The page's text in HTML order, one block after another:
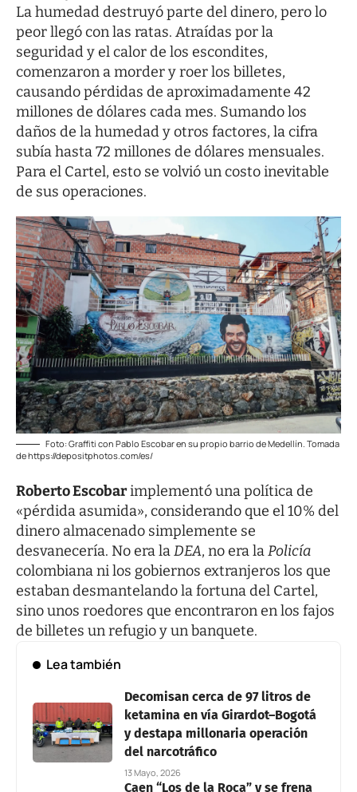
La humedad destruyó parte del dinero, pero lo
peor llegó con las ratas. Atraídas por la
seguridad y el calor de los escondites,
comenzaron a morder y roer los billetes,
causando pérdidas de aproximadamente 42
millones de dólares cada mes. Sumando los
daños de la humedad y otros factores, la cifra
subía hasta 72 millones de dólares mensuales.
Para el Cartel, esto se volvió un costo inevitable
de sus operaciones.
Foto: Graffiti con Pablo Escobar en su propio barrio de Medellín. Tomada
de https://depositphotos.com/es/
Roberto Escobarimplementó una política de
«pérdida asumida», considerando que el 10% del
dinero almacenado simplemente se
desvanecería. No era laDEA, no era laPolicía
colombiana ni los gobiernos extranjeros los que
estaban desmantelando la fortuna del Cartel,
sino unos roedores que encontraron en los fajos
de billetes un refugio y un banquete.
Lea también
Decomisan cerca de 97 litros de
ketamina en vía Girardot–Bogotá
y destapa millonaria operación
del narcotráfico
13 Mayo, 2026
Caen “Los de la Roca” y se frena